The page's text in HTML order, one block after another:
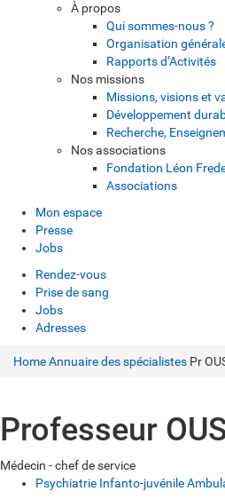
À propos
Qui sommes-nous ?
Organisation
Rapports d’Activités
Nos missions
Missions, visions et
Développement
Recherche,
Nos associations
Fondation Léon
Associations
Mon espace
Presse
Jobs
Rendez-vous
Prise de sang
Jobs
Adresses
HomeAnnuaire des spécialistes Pr
Professeur
Médecin - chef de service
Psychiatrie Infanto-juvénile